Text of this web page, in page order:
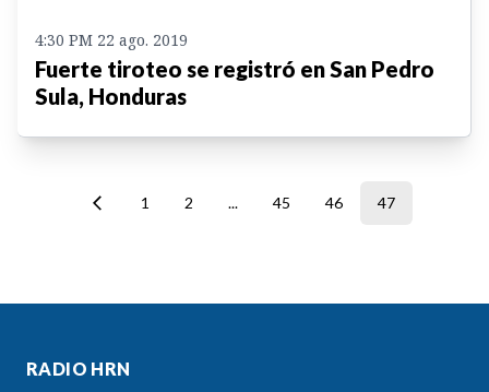
4:30 PM 22 ago. 2019
Fuerte tiroteo se registró en San Pedro
Sula, Honduras
1 2 ... 45 46 47
RADIO HRN